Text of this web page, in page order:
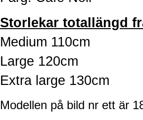
Storlekar totallängd
Medium 110cm
Large 120cm
Extra large 130cm
Modellen på bild nr ett är